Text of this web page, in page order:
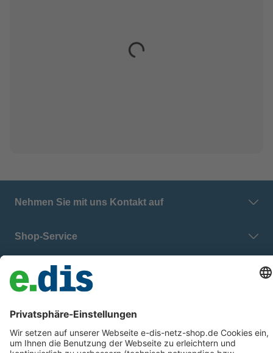
Loading...
Nehmen Sie mit uns Kontakt auf
Shop-Service
E.DIS Netz GmbH